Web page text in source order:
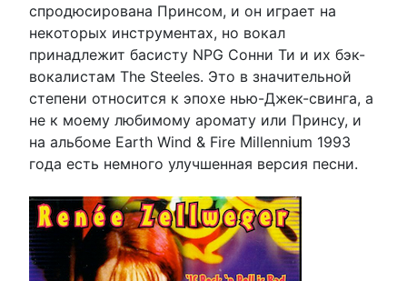
спродюсирована Принсом, и он играет на
некоторых инструментах, но вокал
принадлежит басисту NPG Сонни Ти и их бэк-
вокалистам The Steeles. Это в значительной
степени относится к эпохе нью-Джек-свинга, а
не к моему любимому аромату или Принсу, и
на альбоме Earth Wind & Fire Millennium 1993
года есть немного улучшенная версия песни.